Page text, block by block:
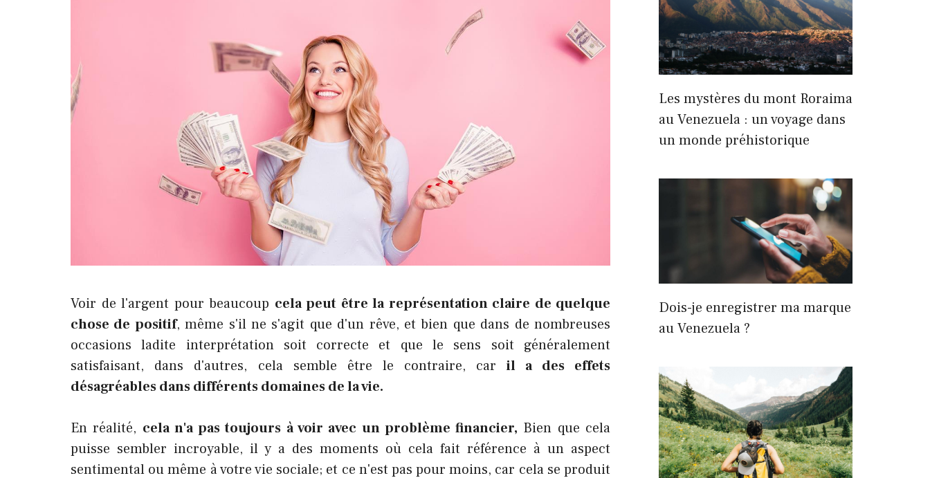
Voir de l'argent pour beaucoup cela peut être la représentation claire de quelque
chose de positif, même s'il ne s'agit que d'un rêve, et bien que dans de nombreuses
occasions ladite interprétation soit correcte et que le sens soit généralement
satisfaisant, dans d'autres, cela semble être le contraire, car il a des effets
désagréables dans différents domaines de la vie.
En réalité, cela n'a pas toujours à voir avec un problème financier, Bien que cela
puisse sembler incroyable, il y a des moments où cela fait référence à un aspect
sentimental ou même à votre vie sociale; et ce n'est pas pour moins, car cela se produit
Les mystères du mont Roraima
au Venezuela : un voyage dans
un monde préhistorique
Dois-je enregistrer ma marque
au Venezuela ?